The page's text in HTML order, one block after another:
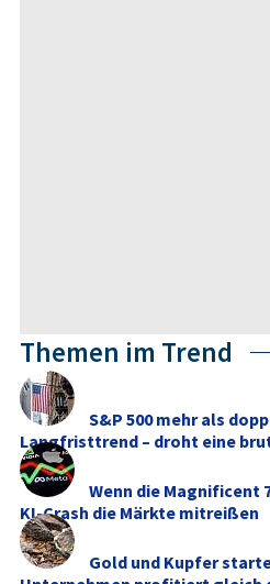
Themen im Trend
S&P 500 mehr als
Langfristtrend – droht eine
Wenn die Magnificent
KI-Crash die Märkte mitreißen
Gold und Kupfer